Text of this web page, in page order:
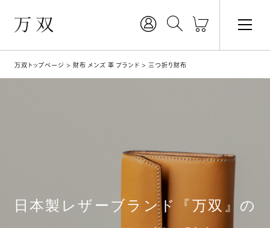
万双トップページ 財布 メンズ 革 ブランド 三つ折り財布
日本製レザーブランド『万双』の